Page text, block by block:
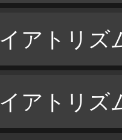
イアトリズ
イアトリズ